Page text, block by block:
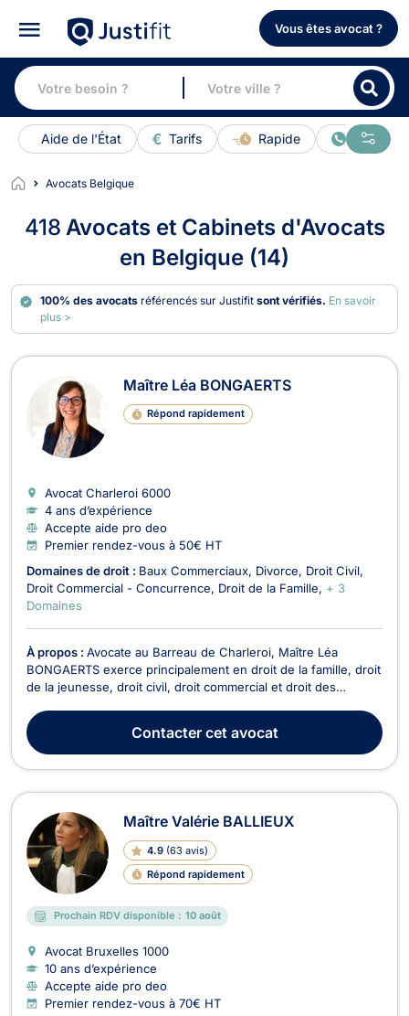
Vous êtes avocat ?
Aide de l'État Tarifs Rapide En ligne
Avocats Belgique
418 Avocats et Cabinets d'Avocats
en Belgique (14)
100% des avocats référencés sur Justifitsont vérifiés. En savoir
plus >
Avocats et Cabinets d'Avocats en
Maître Léa BONGAERTS
Répond rapidement
Avocat Charleroi 6000
4 ans d’expérience
Accepte aide pro deo
Premier rendez-vous à 50€ HT
Domaines de droit : Baux Commerciaux Divorce
Droit Civil
Droit Commercial - Concurrence
Droit de la Famille
+ 3
Domaines
À propos : Avocate au Barreau de Charleroi, Maître Léa
BONGAERTS exerce principalement en droit de la famille, droit
de la jeunesse, droit civil, droit commercial et droit des
l’UCLouvain, elle a également suivi avec succès le certificat
universitaire en « Gestion de la restructurat...
Contactercet avocat
Maître Valérie BALLIEUX
4.9 (63 avis)
Répond rapidement
Prochain RDV disponible : 10 août
Avocat Bruxelles 1000
10 ans d’expérience
Accepte aide pro deo
Premier rendez-vous à 70€ HT